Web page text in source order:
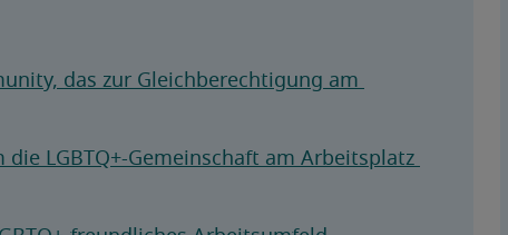
das zur Gleichberechtigung am
LGBTQ+-Gemeinschaft am Arbeitsplatz